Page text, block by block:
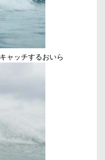
ャッチするおいら